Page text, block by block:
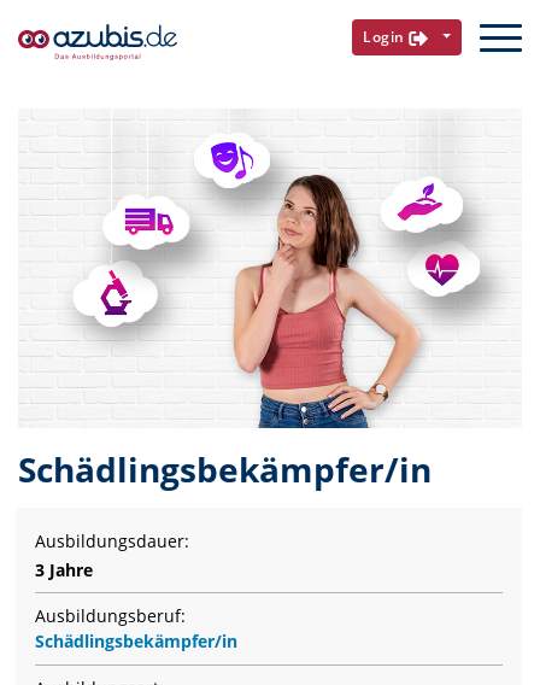
Login
Schädlingsbekämpfer/in
Ausbildungsdauer:
3 Jahre
Ausbildungsberuf:
Schädlingsbekämpfer/in